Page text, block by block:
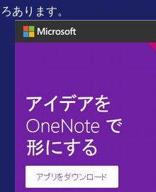
ろあります。